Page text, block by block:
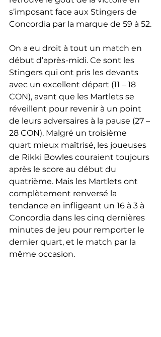
s’imposant face aux Stingers de
Concordia par la marque de 59 à 52.
On a eu droit à tout un match en
début d’après-midi. Ce sont les
Stingers qui ont pris les devants
avec un excellent départ (11 – 18
CON), avant que les Martlets se
réveillent pour revenir à un point
de leurs adversaires à la pause (27 –
28 CON). Malgré un troisième
quart mieux maîtrisé, les joueuses
de Rikki Bowles couraient toujours
après le score au début du
quatrième. Mais les Martlets ont
complètement renversé la
tendance en infligeant un 16 à 3 à
Concordia dans les cinq dernières
minutes de jeu pour remporter le
dernier quart, et le match par la
même occasion.